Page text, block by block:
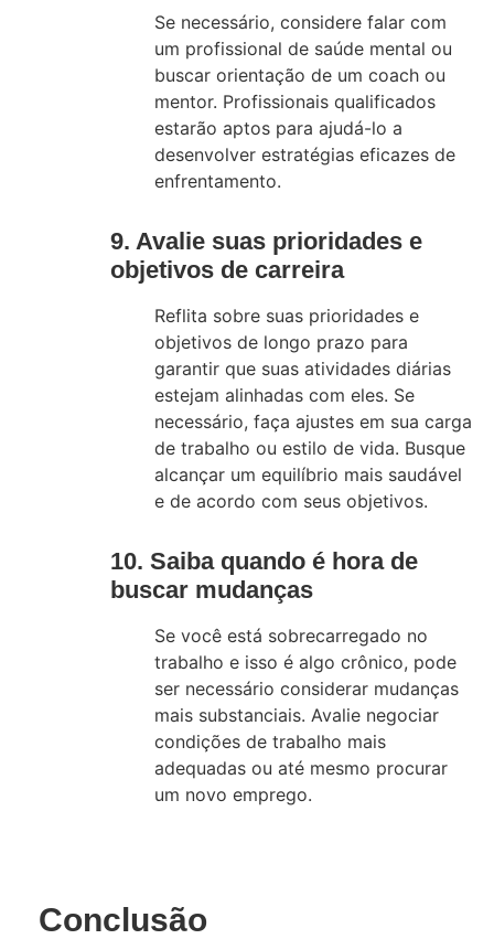
Se necessário, considere falar com
um profissional de saúde mental ou
buscar orientação de um coach ou
mentor. Profissionais qualificados
estarão aptos para ajudá-lo a
desenvolver estratégias eficazes de
enfrentamento.
9. Avalie suas prioridades e
objetivos de carreira
Reflita sobre suas prioridades e
objetivos de longo prazo para
garantir que suas atividades diárias
estejam alinhadas com eles. Se
necessário, faça ajustes em sua carga
de trabalho ou estilo de vida. Busque
alcançar um equilíbrio mais saudável
e de acordo com seus objetivos.
10. Saiba quando é hora de
buscar mudanças
Se você está sobrecarregado no
trabalho e isso é algo crônico, pode
ser necessário considerar mudanças
mais substanciais. Avalie negociar
condições de trabalho mais
adequadas ou até mesmo procurar
um novo emprego.
Conclusão